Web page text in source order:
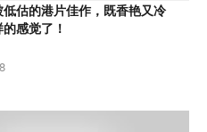
低估的港片佳作，既香艳又冷
感觉了！